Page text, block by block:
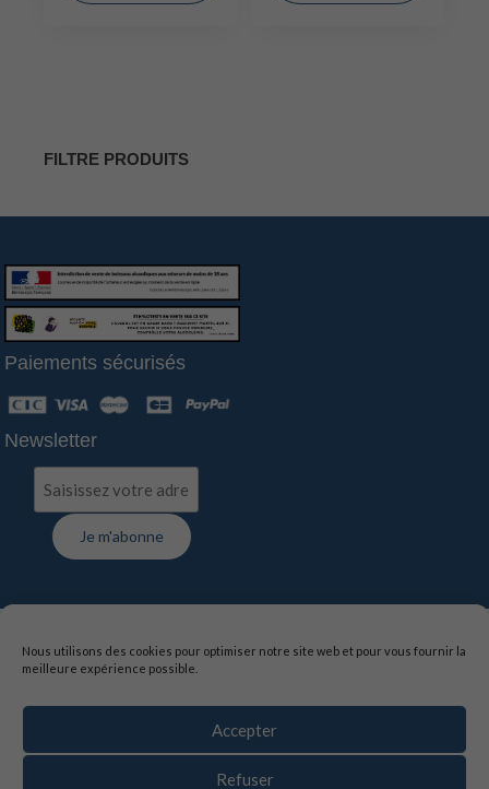
Nous utilisons des cookies pour optimiser notre site web et pour vous fournir la
meilleure expérience possible.
Accepter
Refuser
FILTRE PRODUITS
Paiements sécurisés
Newsletter
- Contact Livraison - Suivi de commande
Mentions légales
Conditions générales de vente
La vente d’alcool est interdite aux mineurs de moins de
18 ans, l’abus d’alcool est dangereux pour la santé,